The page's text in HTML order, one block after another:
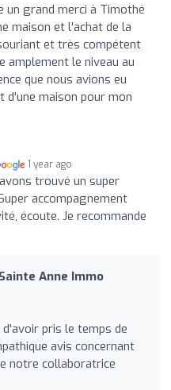
un grand merci à Timothé
maison et l'achat de la
et très compétent
amplement le niveau au
que nous avions eu
d'une maison pour mon
1 year ago
trouvé un super
accompagnement
écoute. Je recommande
Anne Immo
pris le temps de
avis concernant
notre collaboratrice